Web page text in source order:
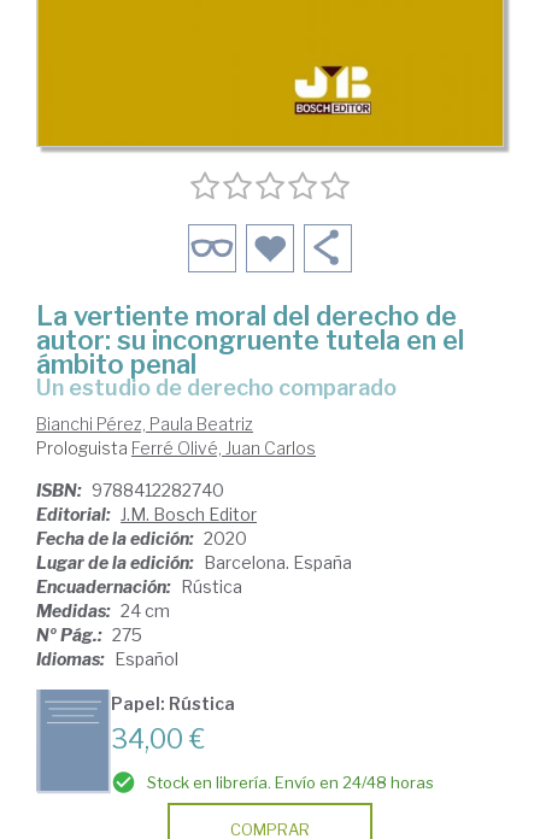
La vertiente moral del derecho de
autor: su incongruente tutela en el
ámbito penal
un estudio de derecho comparado
Bianchi Pérez, Paula Beatriz
Prologuista Ferré Olivé, Juan Carlos
ISBN: 9788412282740
Editorial: J.M. Bosch Editor
Fecha de la edición: 2020
Lugar de la edición: Barcelona. España
Encuadernación: Rústica
Medidas: 24 cm
Nº Pág.: 275
Idiomas: Español
Papel: Rústica
34,00 €
Stock en librería. Envío en 24/48 horas
COMPRAR